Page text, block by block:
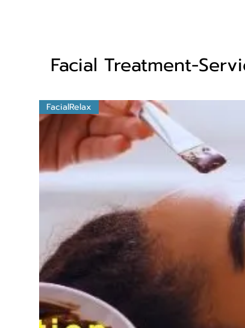
Facial Treatment-
FacialRelax